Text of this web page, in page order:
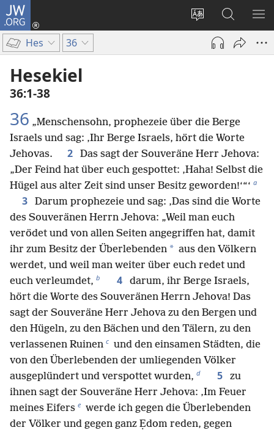
JW.ORG
Websitesprache
ändern
Anmelden
(öffnet
Fenster)
Suche
Hes 36
Hesekiel
36:1-38
36 „Menschensohn, prophezeie über die Berge
Israels und sag: ‚Ihr Berge Israels, hört die Worte
Jehovas.
2
Das sagt der Souveräne Herr Jehova:
„Der Feind hat über euch gespottet: ‚Haha! Selbst die
Hügel aus alter Zeit sind unser Besitz geworden!‘“‘ a
3
Darum prophezeie und sag: ‚Das sind die Worte
des Souveränen Herrn Jehova: „Weil man euch
verödet und von allen Seiten angegriffen hat, damit
ihr zum Besitz der Überlebenden * aus den Völkern
werdet, und weil man weiter über euch redet und
euch verleumdet, b 4
darum, ihr Berge Israels,
hört die Worte des Souveränen Herrn Jehova! Das
sagt der Souveräne Herr Jehova zu den Bergen und
den Hügeln, zu den Bächen und den Tälern, zu den
verlassenen Ruinen c und den einsamen Städten, die
von den Überlebenden der umliegenden Völker
ausgeplündert und verspottet wurden, d 5
zu
ihnen sagt der Souveräne Herr Jehova: ‚Im Feuer
meines Eifers e werde ich gegen die Überlebenden
der Völker und gegen ganz Ẹdom reden, gegen